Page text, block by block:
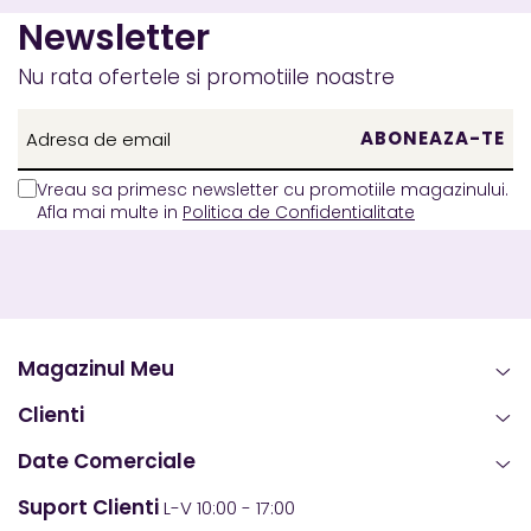
Newsletter
Nu rata ofertele si promotiile noastre
Vreau sa primesc newsletter cu promotiile magazinului.
Afla mai multe in Politica de Confidentialitate
Magazinul Meu
Clienti
Date Comerciale
Suport ClientiL-V 10:00 - 17:00